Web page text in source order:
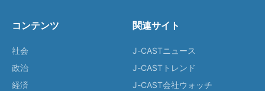
コンテンツ
社会
政治
経済
関連サイト
J-CASTニュース
J-CASTトレンド
J-CAST会社ウォッチ